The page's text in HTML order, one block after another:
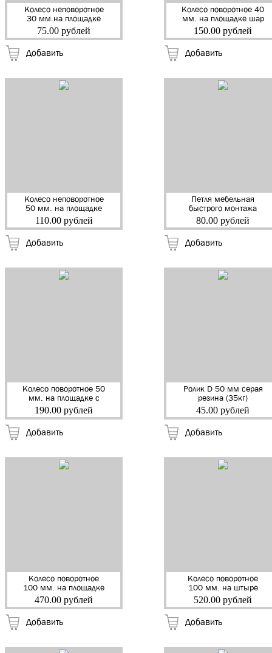
Колесо неповоротное
30 мм.на площадке
TPR серая резина (NF-
05) (12кг) (104113)
75.00 рублей
Добавить
Колесо поворотное 40
мм. на площадке шар
TPR серая резина
(20кг) (104207) (240)
150.00 рублей
Добавить
Колесо неповоротное
50 мм. на площадке
серая резина (20кг)
(33050F) (FMT50)
110.00 рублей
Добавить
Петля мебельная
быстрого монтажа
104х44 мм (12606)
(200)
80.00 рублей
Добавить
Колесо поворотное 50
мм. на площадке с
тормозом серая
резина (20кг)
(120)
190.00 рублей
Добавить
Ролик D 50 мм серая
резина (35кг)
(104407) (300)
45.00 рублей
Добавить
Колесо поворотное
100 мм. на площадке
TPR серая резина
(60кг) (NF-087) (0122)
470.00 рублей
Добавить
Колесо поворотное
100 мм. на штыре
М12 TPR серая резина
(60кг) (NF-0085)
520.00 рублей
Добавить